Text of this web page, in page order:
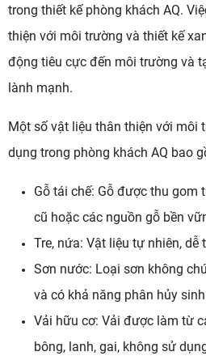
trong thiết kế phòng khách AQ.
thiện với môi trường và thiết kế
động tiêu cực đến môi trường và
lành mạnh.
Một số vật liệu thân thiện với môi
dụng trong phòng khách AQ bao
Gỗ tái chế: Gỗ được thu gom
cũ hoặc các nguồn gỗ bền
Tre, nứa: Vật liệu tự nhiên, dễ
Sơn nước: Loại sơn không
và có khả năng phân hủy
Vải hữu cơ: Vải được làm từ
bông, lanh, gai, không sử